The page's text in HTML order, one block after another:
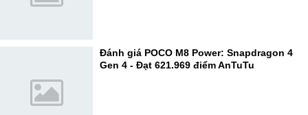
Đánh giá POCO M8 Power: Snapdragon 4
Gen 4 - Đạt 621.969 điểm AnTuTu